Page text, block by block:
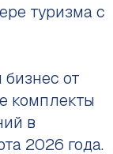
туризма с
от
комплекты
в
2026 года.